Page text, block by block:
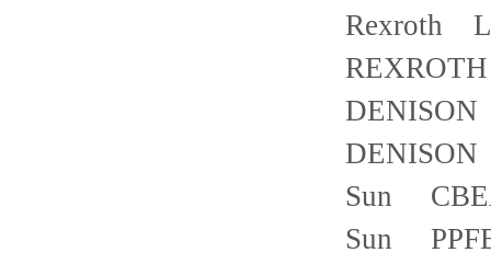
Rexroth
DENISON
DENISON
Sun
Sun